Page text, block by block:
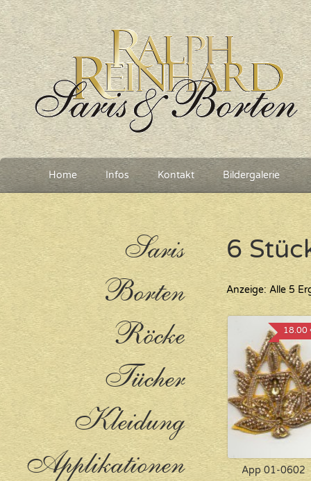
Home Infos Kontakt Bildergalerie
6
Anzeige: Alle 5
App 01-0602
18.00
Saris
Borten
Röcke
Tücher
Kleidung
Applikationen